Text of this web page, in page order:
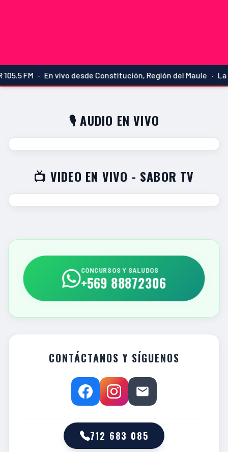
FM · En vivo desde Constitución, Región del Maule · La
🎙️ AUDIO EN VIVO
📺 VIDEO EN VIVO - SABOR TV
CONCURSOS Y SALUDOS
+569 88872306
CONTÁCTANOS Y SÍGUENOS
712 683 085